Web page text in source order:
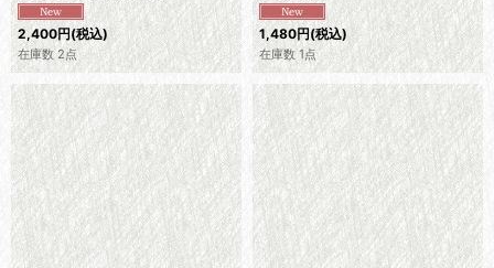
2,400円(税込)
在庫数 2点
1,480円(税込)
在庫数 1点